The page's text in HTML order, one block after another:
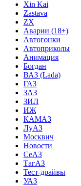
Xin Kai
Zastava
ZX
Аварии (18+)
Автогонки
Автоприколы
Анимация
Богдан
ВАЗ (Lada)
ГАЗ
ЗАЗ
ЗИЛ
ИЖ
КАМАЗ
ЛуАЗ
Москвич
Новости
СеАЗ
ТагАЗ
Тест-драйвы
УАЗ